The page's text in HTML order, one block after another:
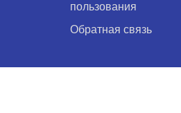
пользования
Обратная связь